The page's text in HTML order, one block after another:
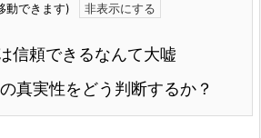
動できます)
信頼できるなんて大嘘
真実性をどう判断するか？